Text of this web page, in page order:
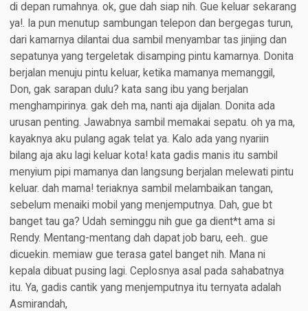
di depan rumahnya. ok, gue dah siap nih. Gue keluar sekarang
ya!. Ia pun menutup sambungan telepon dan bergegas turun,
dari kamarnya dilantai dua sambil menyambar tas jinjing dan
sepatunya yang tergeletak disamping pintu kamarnya. Donita
berjalan menuju pintu keluar, ketika mamanya memanggil,
Don, gak sarapan dulu? kata sang ibu yang berjalan
menghampirinya. gak deh ma, nanti aja dijalan. Donita ada
urusan penting. Jawabnya sambil memakai sepatu. oh ya ma,
kayaknya aku pulang agak telat ya. Kalo ada yang nyariin
bilang aja aku lagi keluar kota! kata gadis manis itu sambil
menyium pipi mamanya dan langsung berjalan melewati pintu
keluar. dah mama! teriaknya sambil melambaikan tangan,
sebelum menaiki mobil yang menjemputnya. Dah, gue bt
banget tau ga? Udah seminggu nih gue ga dient*t ama si
Rendy. Mentang-mentang dah dapat job baru, eeh.. gue
dicuekin. memiaw gue terasa gatel banget nih. Mana ni
kepala dibuat pusing lagi. Ceplosnya asal pada sahabatnya
itu. Ya, gadis cantik yang menjemputnya itu ternyata adalah
Asmirandah,